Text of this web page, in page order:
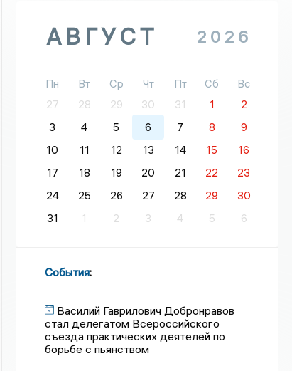
АВГУСТ 2026
Пн Вт Ср Чт Пт Сб
Вс
27
28 29 30 31 1
2
3
4 5 6 7 8
9
10
11 12 13 14 15
16
17
18 19 20 21 22
23
24
25 26 27 28 29
30
31
1 2 3 4 5 6
События:
Василий Гаврилович Добронравов
стал делегатом Всероссийского
съезда практических деятелей по
борьбе с пьянством